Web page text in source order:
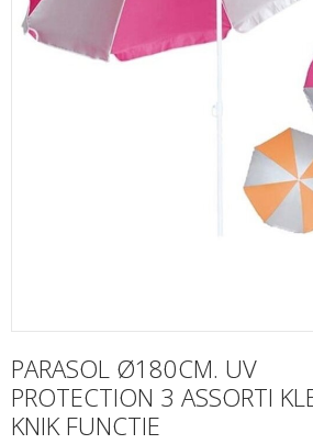
PARASOL Ø180CM. UV
PROTECTION 3 ASSORTI
KNIK FUNCTIE